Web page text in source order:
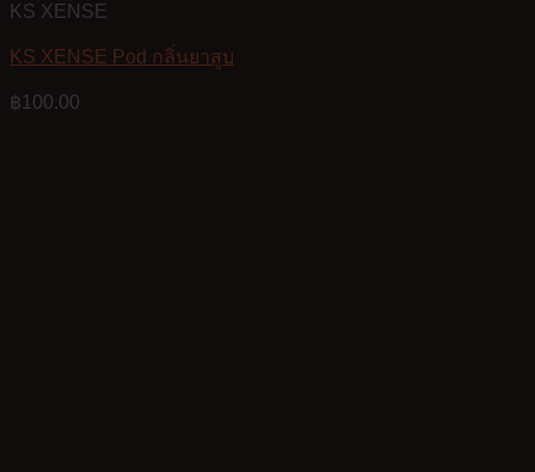
KS XENSE
KS XENSE Pod กลิ่นยาสูบ
฿100.00